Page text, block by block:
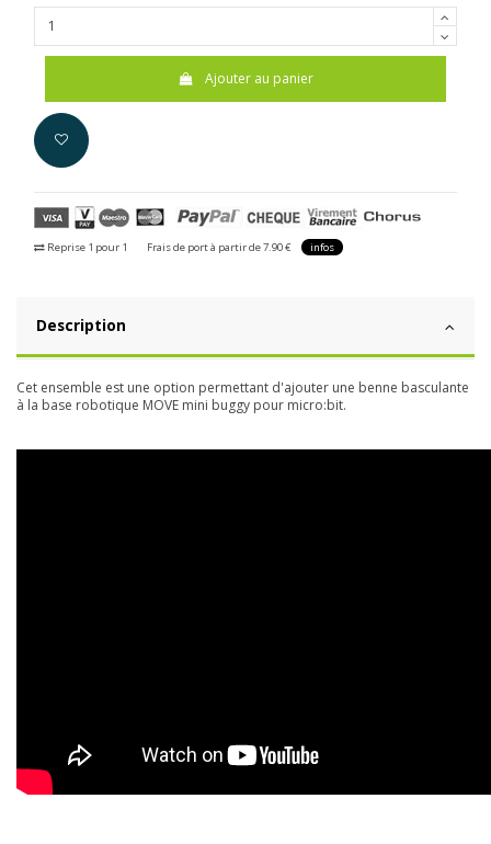
Ajouter au panier
Reprise 1 pour 1 Frais de port à partir de 7.90 € infos
Description
Cet ensemble est une option permettant d'ajouter une benne basculante
à la base robotique MOVE mini buggy pour micro:bit.